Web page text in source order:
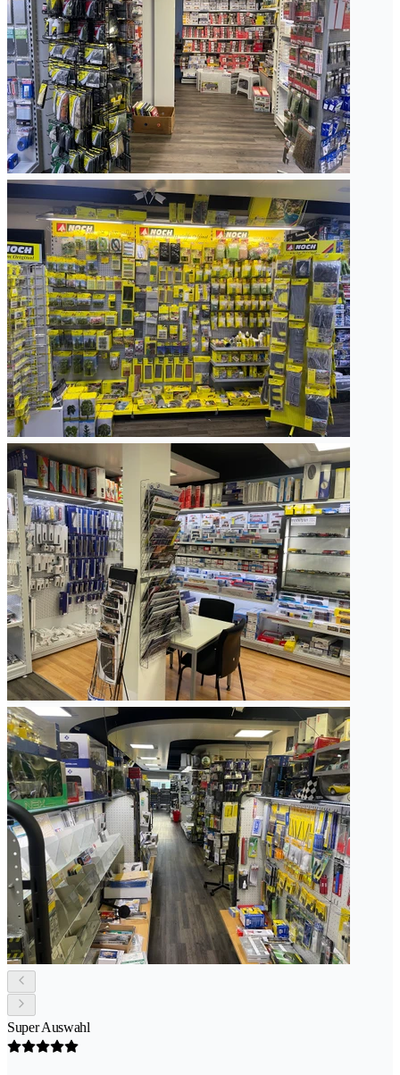
Super Auswahl